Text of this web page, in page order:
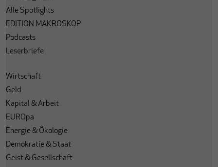
Alle Spotlights
EDITION MAKROSKOP
Podcasts
Leserbriefe
Wirtschaft
Geld
Kapital & Arbeit
EUROpa
Energie & Ökologie
Demokratie & Staat
Geist & Gesellschaft